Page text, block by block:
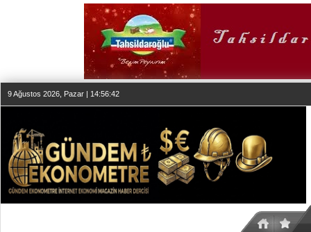
9 Ağustos 2026, Pazar | 14:56:43